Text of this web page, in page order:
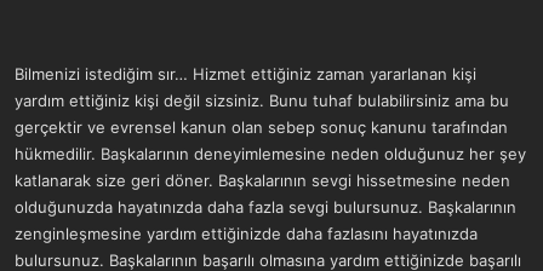
Bilmenizi istediğim sır… Hizmet ettiğiniz zaman yararlanan kişi
yardım ettiğiniz kişi değil sizsiniz. Bunu tuhaf bulabilirsiniz ama bu
gerçektir ve evrensel kanun olan sebep sonuç kanunu tarafından
hükmedilir. Başkalarının deneyimlemesine neden olduğunuz her şey
katlanarak size geri döner. Başkalarının sevgi hissetmesine neden
olduğunuzda hayatınızda daha fazla sevgi bulursunuz. Başkalarının
zenginleşmesine yardım ettiğinizde daha fazlasını hayatınızda
bulursunuz. Başkalarının başarılı olmasına yardım ettiğinizde başarılı